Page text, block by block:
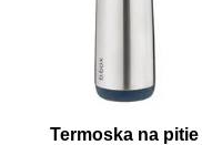
Termoska na pitie